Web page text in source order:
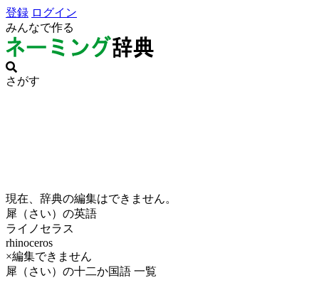
登録 ログイン
みんなで作る
さがす
現在、辞典の編集はできません。
犀（さい）の英語
ライノセラス
rhinoceros
×編集できません
犀（さい）の十二か国語 一覧